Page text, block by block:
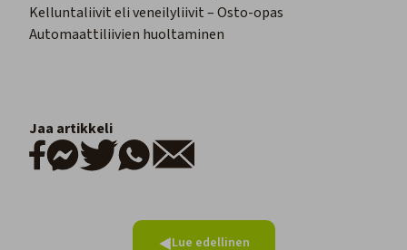
Kelluntaliivit eli veneilyliivit – Osto-opas
Automaattiliivien huoltaminen
Jaa artikkeli
Lue edellinen